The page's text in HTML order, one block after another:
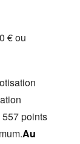
€ ou
points
Au